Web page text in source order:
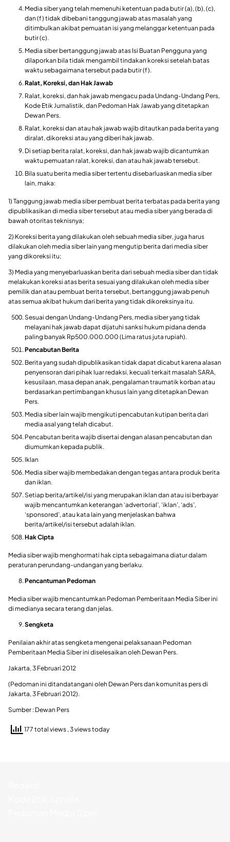
Media siber yang telah memenuhi ketentuan pada butir (a), (b), (c),
dan (f) tidak dibebani tanggung jawab atas masalah yang
ditimbulkan akibat pemuatan isi yang melanggar ketentuan pada
butir (c).
Media siber bertanggung jawab atas Isi Buatan Pengguna yang
dilaporkan bila tidak mengambil tindakan koreksi setelah batas
waktu sebagaimana tersebut pada butir (f).
Ralat, Koreksi, dan Hak Jawab
Ralat, koreksi, dan hak jawab mengacu pada Undang-Undang Pers,
Kode Etik Jurnalistik, dan Pedoman Hak Jawab yang ditetapkan
Dewan Pers.
Ralat, koreksi dan atau hak jawab wajib ditautkan pada berita yang
diralat, dikoreksi atau yang diberi hak jawab.
Di setiap berita ralat, koreksi, dan hak jawab wajib dicantumkan
waktu pemuatan ralat, koreksi, dan atau hak jawab tersebut.
Bila suatu berita media siber tertentu disebarluaskan media siber
lain, maka:
1) Tanggung jawab media siber pembuat berita terbatas pada berita yang
dipublikasikan di media siber tersebut atau media siber yang berada di
bawah otoritas teknisnya;
2) Koreksi berita yang dilakukan oleh sebuah media siber, juga harus
dilakukan oleh media siber lain yang mengutip berita dari media siber
yang dikoreksi itu;
3) Media yang menyebarluaskan berita dari sebuah media siber dan tidak
melakukan koreksi atas berita sesuai yang dilakukan oleh media siber
pemilik dan atau pembuat berita tersebut, bertanggung jawab penuh
atas semua akibat hukum dari berita yang tidak dikoreksinya itu.
Sesuai dengan Undang-Undang Pers, media siber yang tidak
melayani hak jawab dapat dijatuhi sanksi hukum pidana denda
paling banyak Rp500.000.000 (Lima ratus juta rupiah).
Pencabutan Berita
Berita yang sudah dipublikasikan tidak dapat dicabut karena alasan
penyensoran dari pihak luar redaksi, kecuali terkait masalah SARA,
kesusilaan, masa depan anak, pengalaman traumatik korban atau
berdasarkan pertimbangan khusus lain yang ditetapkan Dewan
Pers.
Media siber lain wajib mengikuti pencabutan kutipan berita dari
media asal yang telah dicabut.
Pencabutan berita wajib disertai dengan alasan pencabutan dan
diumumkan kepada publik.
Iklan
Media siber wajib membedakan dengan tegas antara produk berita
dan iklan.
Setiap berita/artikel/isi yang merupakan iklan dan atau isi berbayar
wajib mencantumkan keterangan ‘advertorial’, ‘iklan’, ‘ads’,
‘sponsored’, atau kata lain yang menjelaskan bahwa
berita/artikel/isi tersebut adalah iklan.
Hak Cipta
Media siber wajib menghormati hak cipta sebagaimana diatur dalam
peraturan perundang-undangan yang berlaku.
Pencantuman Pedoman
Media siber wajib mencantumkan Pedoman Pemberitaan Media Siber ini
di medianya secara terang dan jelas.
Sengketa
Penilaian akhir atas sengketa mengenai pelaksanaan Pedoman
Pemberitaan Media Siber ini diselesaikan oleh Dewan Pers.
Jakarta, 3 Februari 2012
(Pedoman ini ditandatangani oleh Dewan Pers dan komunitas pers di
Jakarta, 3 Februari 2012).
Sumber : Dewan Pers
177 total views , 3 views today